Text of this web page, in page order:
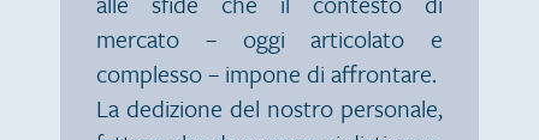
mercato – oggi articolato e
complesso – impone di affrontare.
La dedizione del nostro personale,